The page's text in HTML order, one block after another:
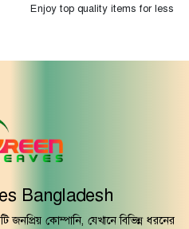
Enjoy top quality items for less
Bangladesh
কোম্পানি, যেখানে বিভিন্ন ধরনের